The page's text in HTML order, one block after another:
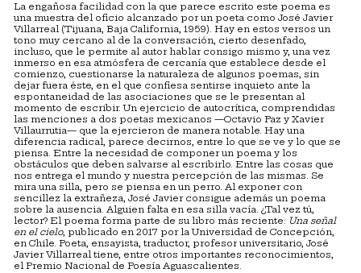
La engañosa facilidad con la que parece escrito este poema es
una muestra del oficio alcanzado por un poeta como José Javier
Villarreal (Tijuana, Baja California, 1959). Hay en estos versos un
tono muy cercano al de la conversación, cierto desenfado,
incluso, que le permite al autor hablar consigo mismo y, una vez
inmerso en esa atmósfera de cercanía que establece desde el
comienzo, cuestionarse la naturaleza de algunos poemas, sin
dejar fuera éste, en el que confiesa sentirse inquieto ante la
espontaneidad de las asociaciones que se le presentan al
momento de escribir. Un ejercicio de autocrítica, comprendidas
las menciones a dos poetas mexicanos —Octavio Paz y Xavier
Villaurrutia— que la ejercieron de manera notable. Hay una
diferencia radical, parece decirnos, entre lo que se ve y lo que se
piensa. Entre la necesidad de componer un poema y los
obstáculos que deben salvarse al escribirlo. Entre las cosas que
nos entrega el mundo y nuestra percepción de las mismas. Se
mira una silla, pero se piensa en un perro. Al exponer con
sencillez la extrañeza, José Javier consigue además un poema
sobre la ausencia. Alguien falta en esa silla vacía. ¿Tal vez tú,
lector? El poema forma parte de su libro más reciente: Una señal
en el cielo, publicado en 2017 por la Universidad de Concepción,
en Chile. Poeta, ensayista, traductor, profesor universitario, José
Javier Villarreal tiene, entre otros importantes reconocimientos,
el Premio Nacional de Poesía Aguascalientes.